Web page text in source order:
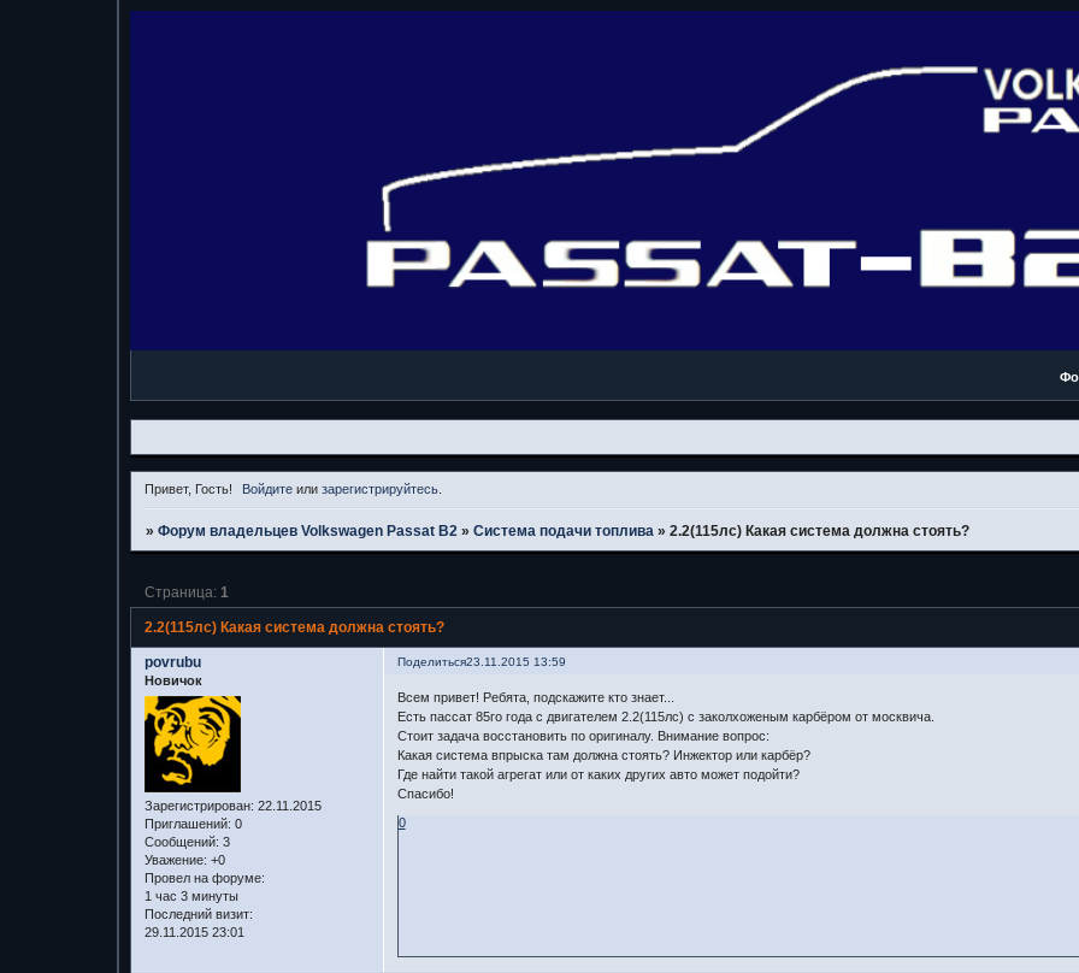
Привет, Гость! Войдите илизарегистрируйтесь.
» Форум владельцев Volkswagen Passat B2 » Система подачи топлива » 2.2(115лс) Какая система должна стоять?
2.2(115лс) Какая система должна стоять?
Страница: 1
Поделиться23.11.2015 13:59
povrubu
Новичок
Зарегистрирован: 22.11.2015
Приглашений: 0
Сообщений: 3
Уважение: +0
Провел на форуме:
1 час 3 минуты
Последний визит:
29.11.2015 23:01
Всем привет! Ребята, подскажите кто знает...
Есть пассат 85го года с двигателем 2.2(115лс) c заколхоженым карбёром от москвича.
Стоит задача восстановить по оригиналу. Внимание вопрос:
Какая система впрыска там должна стоять? Инжектор или карбёр?
Где найти такой агрегат или от каких других авто может подойти?
Спасибо!
0